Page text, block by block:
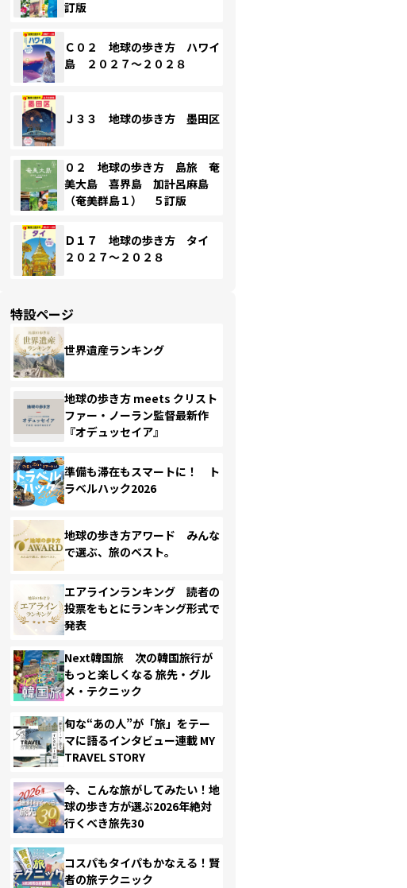
訂版
Ｃ０２ 地球の歩き方 ハワイ
島 ２０２７～２０２８
Ｊ３３ 地球の歩き方 墨田区
０２ 地球の歩き方 島旅 奄
美大島 喜界島 加計呂麻島
（奄美群島１） ５訂版
Ｄ１７ 地球の歩き方 タイ
２０２７～２０２８
特設ページ
世界遺産ランキング
地球の歩き方 meets クリスト
ファー・ノーラン監督最新作
『オデュッセイア』
準備も滞在もスマートに！ ト
ラベルハック2026
地球の歩き方アワード みんな
で選ぶ、旅のベスト。
エアラインランキング 読者の
投票をもとにランキング形式で
発表
Next韓国旅 次の韓国旅行が
もっと楽しくなる 旅先・グル
メ・テクニック
旬な“あの人”が「旅」をテー
マに語るインタビュー連載 MY
TRAVEL STORY
今、こんな旅がしてみたい！地
球の歩き方が選ぶ2026年絶対
行くべき旅先30
コスパもタイパもかなえる！賢
者の旅テクニック